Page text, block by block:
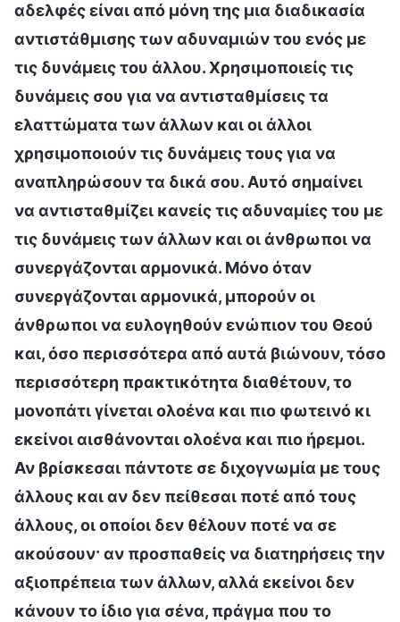
αδελφές είναι από μόνη της μια διαδικασία
αντιστάθμισης των αδυναμιών του ενός με
τις δυνάμεις του άλλου. Χρησιμοποιείς τις
δυνάμεις σου για να αντισταθμίσεις τα
ελαττώματα των άλλων και οι άλλοι
χρησιμοποιούν τις δυνάμεις τους για να
αναπληρώσουν τα δικά σου. Αυτό σημαίνει
να αντισταθμίζει κανείς τις αδυναμίες του με
τις δυνάμεις των άλλων και οι άνθρωποι να
συνεργάζονται αρμονικά. Μόνο όταν
συνεργάζονται αρμονικά, μπορούν οι
άνθρωποι να ευλογηθούν ενώπιον του Θεού
και, όσο περισσότερα από αυτά βιώνουν, τόσο
περισσότερη πρακτικότητα διαθέτουν, το
μονοπάτι γίνεται ολοένα και πιο φωτεινό κι
εκείνοι αισθάνονται ολοένα και πιο ήρεμοι.
Αν βρίσκεσαι πάντοτε σε διχογνωμία με τους
άλλους και αν δεν πείθεσαι ποτέ από τους
άλλους, οι οποίοι δεν θέλουν ποτέ να σε
ακούσουν· αν προσπαθείς να διατηρήσεις την
αξιοπρέπεια των άλλων, αλλά εκείνοι δεν
κάνουν το ίδιο για σένα, πράγμα που το